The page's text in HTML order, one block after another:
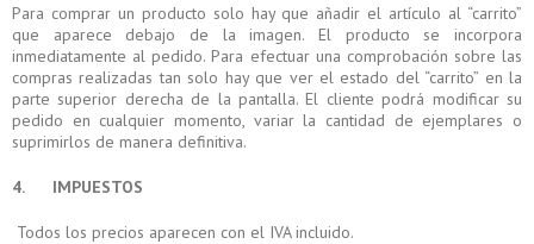
Para comprar un producto solo hay que añadir el artículo al “carrito”
que aparece debajo de la imagen. El producto se incorpora
inmediatamente al pedido. Para efectuar una comprobación sobre las
compras realizadas tan solo hay que ver el estado del “carrito” en la
parte superior derecha de la pantalla. El cliente podrá modificar su
pedido en cualquier momento, variar la cantidad de ejemplares o
suprimirlos de manera definitiva.
4. IMPUESTOS
Todos los precios aparecen con el IVA incluido.